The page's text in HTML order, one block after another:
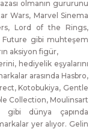
olmanın gururunu
Wars, Marvel Sinema
Lord of the Rings,
gibi muhteşem
aksiyon figür,
hediyelik eşyalarını
arasında Hasbro,
Kotobukiya, Gentle
Collection, Moulinsart
dünya çapında
yer alıyor. Gelin